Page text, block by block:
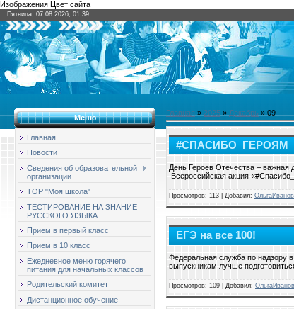
Изображения Цвет сайта
Пятница, 07.08.2026, 01:39
Меню
Главная
Новости
Сведения об образовательной
организации
ТОР "Моя школа"
ТЕСТИРОВАНИЕ НА ЗНАНИЕ
РУССКОГО ЯЗЫКА
Прием в первый класс
Прием в 10 класс
Ежедневное меню горячего
питания для начальных классов
Родительский комитет
Дистанционное обучение
Главная»2025 » Декабрь » 09
#СПАСИБО_ГЕРОЯМ
День Героев Отечества – важная
Всероссийская акция
Просмотров: 113 | Добавил:
ЕГЭ на все 100!
Федеральная служба по надзору
выпускникам лучше
Просмотров: 109 | Добавил: